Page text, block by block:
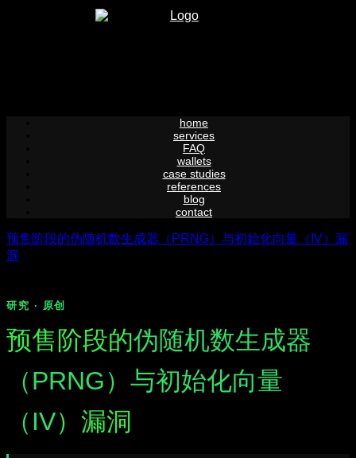
home
services
FAQ
wallets
case studies
references
blog
contact
预售阶段的伪随机数生成器（PRNG）与初始化向量（IV）漏
洞
研究 · 原创
预售阶段的伪随机数生成器
（PRNG）与初始化向量
（IV）漏洞